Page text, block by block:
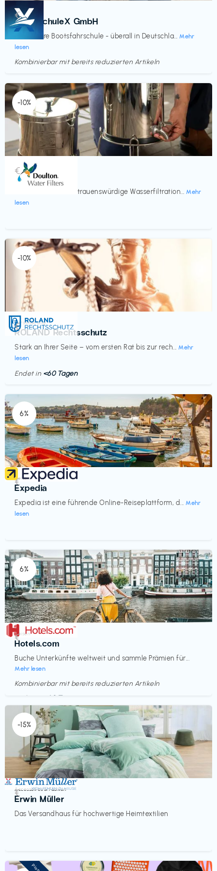
Kurse
BootsschuleX GmbH
Deine faire Bootsfahrschule - überall in Deutschla... Mehr
lesen
€‎
Kombinierbar mit bereits reduzierten Artikeln
-10%
Küche & Haushalt
Doulton
Seit 200 Jahren vertrauenswürdige Wasserfiltration... Mehr
lesen
€‎
-10%
Versicherung
ROLAND Rechtsschutz
Stark an Ihrer Seite – vom ersten Rat bis zur rech... Mehr
lesen
€‎
Endet in <60 Tagen
6%
Reisen
Expedia
Expedia ist eine führende Online-Reiseplattform, d... Mehr
lesen
€‎
6%
Reisen
Hotels.com
Buche Unterkünfte weltweit und sammle Prämien für...
Mehr lesen
€‎
Kombinierbar mit bereits reduzierten Artikeln
Endet in
<60 Tagen
-15%
Accessoires & Fashion
Erwin Müller
Das Versandhaus für hochwertige Heimtextilien
€‎